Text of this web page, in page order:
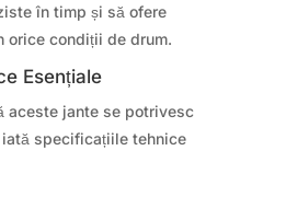
în timp și să ofere
orice condiții de drum.
Esențiale
aceste jante se potrivesc
specificațiile tehnice